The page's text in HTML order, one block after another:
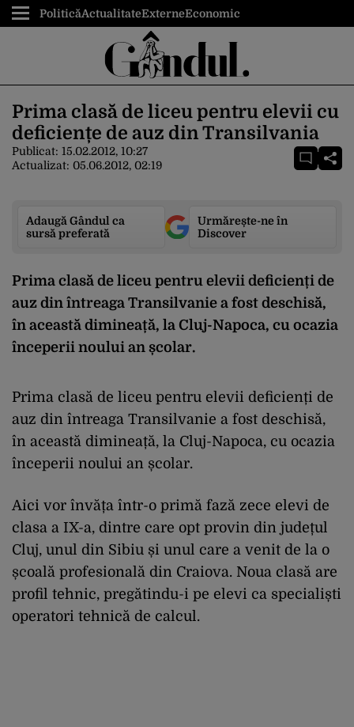
PoliticăActualitateExterneEconomic
Prima clasă de liceu pentru elevii cu
deficiențe de auz din Transilvania
Publicat: 15.02.2012, 10:27
Actualizat: 05.06.2012, 02:19
Adaugă Gândul ca
sursă preferată
Urmărește-ne în
Discover
Prima clasă de liceu pentru elevii deficienți de
auz din întreaga Transilvanie a fost deschisă,
în această dimineață, la Cluj-Napoca, cu ocazia
începerii noului an școlar.
Prima clasă de liceu pentru elevii deficienți de
auz din întreaga Transilvanie a fost deschisă,
în această dimineață, la Cluj-Napoca, cu ocazia
începerii noului an școlar.
Aici vor învăța într-o primă fază zece elevi de
clasa a IX-a, dintre care opt provin din județul
Cluj, unul din Sibiu și unul care a venit de la o
școală profesională din Craiova. Noua clasă are
profil tehnic, pregătindu-i pe elevi ca specialiști
operatori tehnică de calcul.